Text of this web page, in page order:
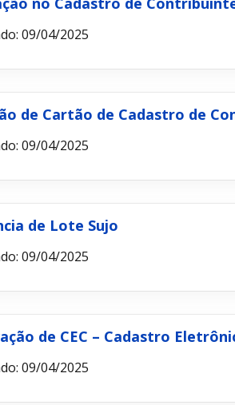
09/04/2025
de Cartão de Cadastro de
09/04/2025
de Lote Sujo
09/04/2025
de CEC – Cadastro
09/04/2025